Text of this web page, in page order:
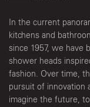
In the current
kitchens and
since 1957, we have
shower heads
fashion. Over time,
pursuit of innovation
imagine the future,